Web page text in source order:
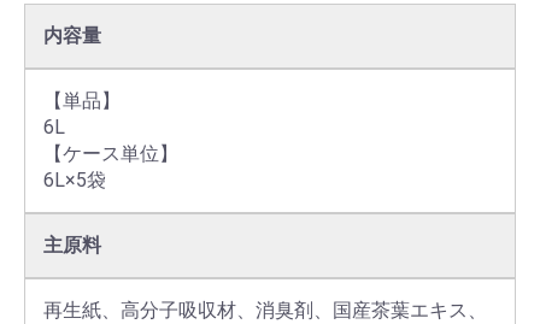
内容量
【単品】
6L
【ケース単位】
6L×5袋
主原料
再生紙、高分子吸収材、消臭剤、国産茶葉エキス、